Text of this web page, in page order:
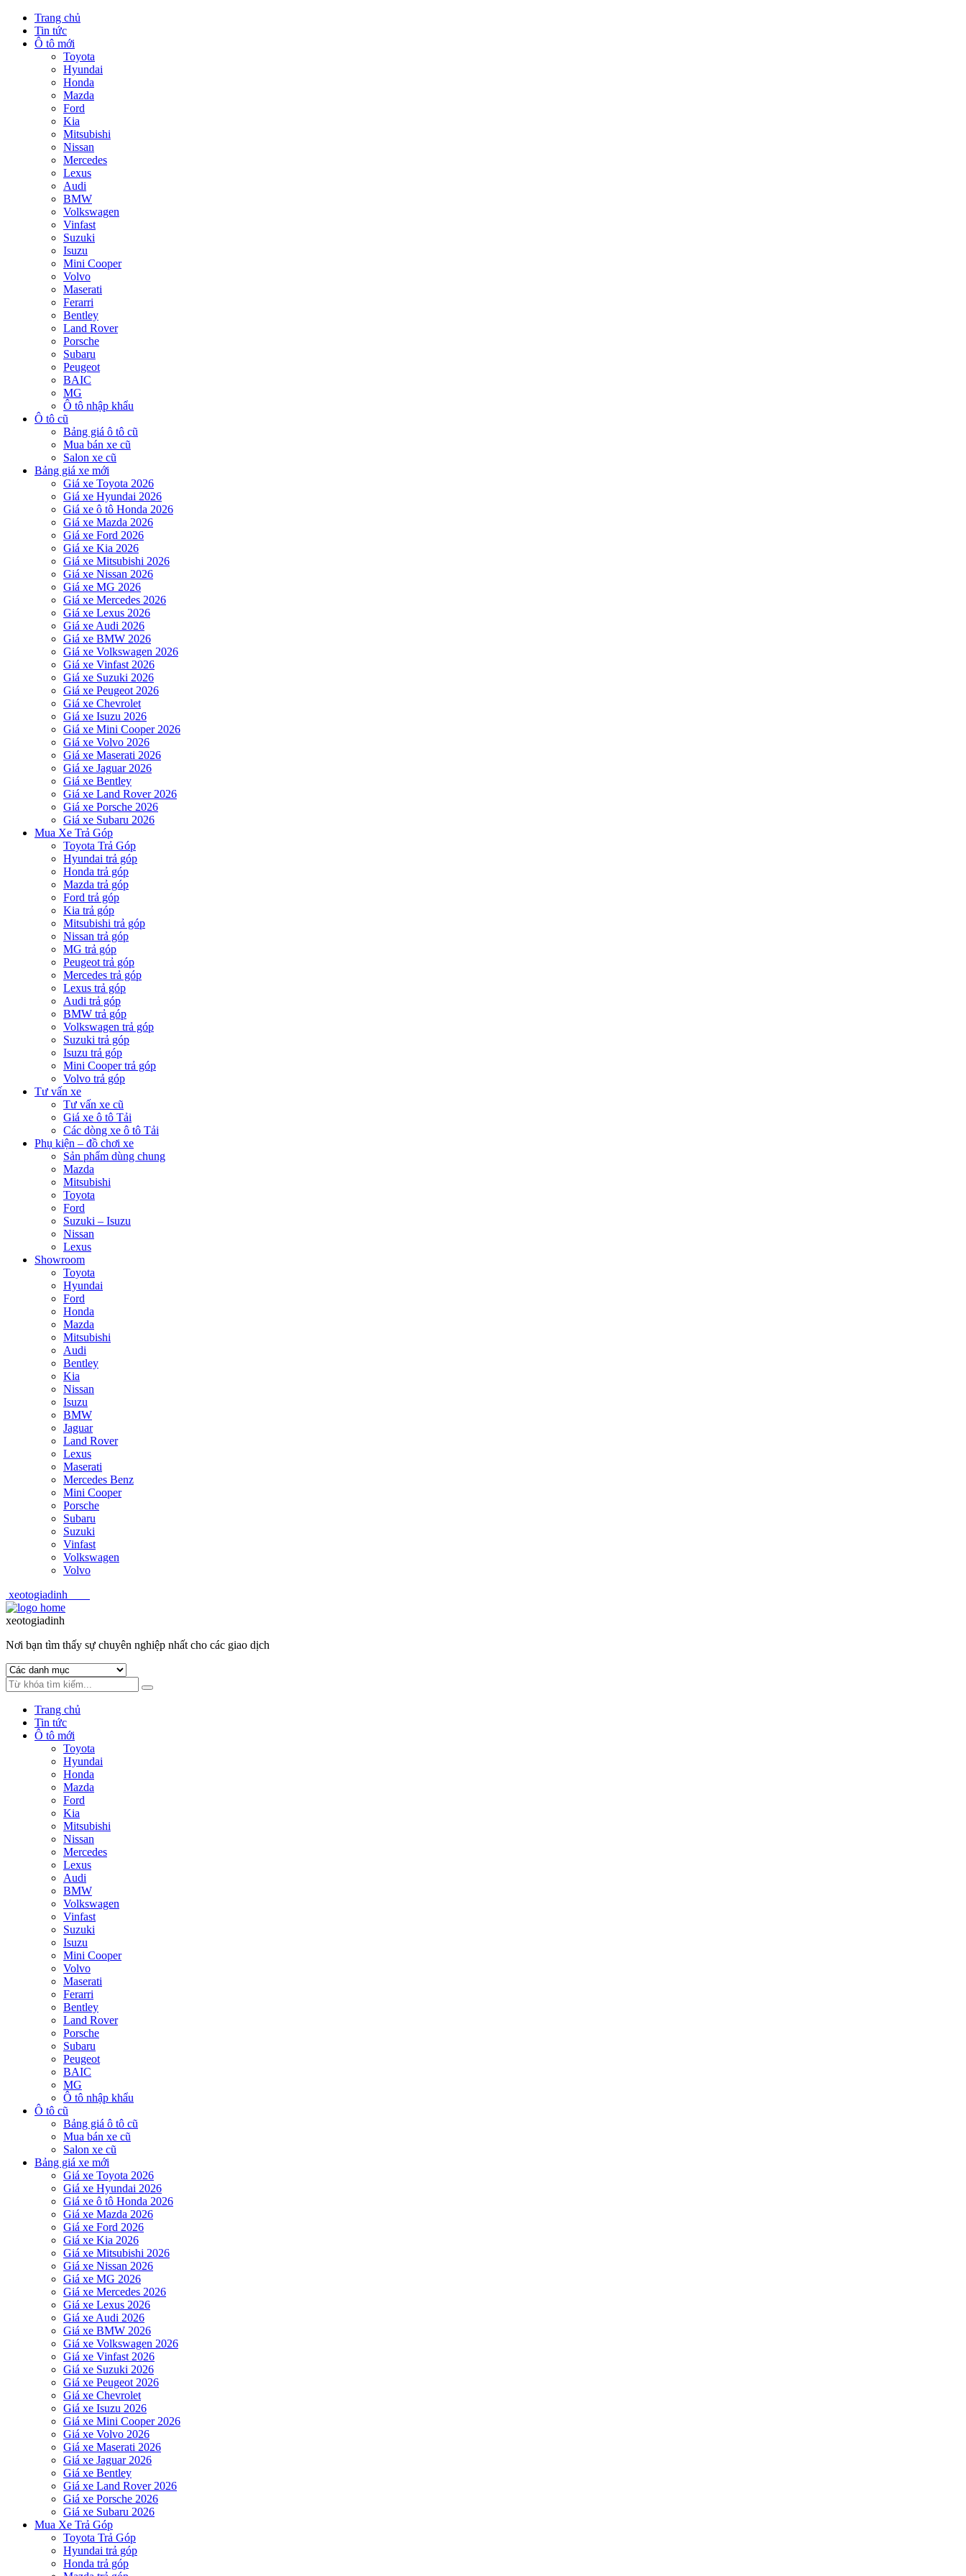
Trang chủ
Tin tức
Ô tô mới
Toyota
Hyundai
Honda
Mazda
Ford
Kia
Mitsubishi
Nissan
Mercedes
Lexus
Audi
BMW
Volkswagen
Vinfast
Suzuki
Isuzu
Mini Cooper
Volvo
Maserati
Ferarri
Bentley
Land Rover
Porsche
Subaru
Peugeot
BAIC
MG
Ô tô nhập khẩu
Ô tô cũ
Bảng giá ô tô cũ
Mua bán xe cũ
Salon xe cũ
Bảng giá xe mới
Giá xe Toyota 2026
Giá xe Hyundai 2026
Giá xe ô tô Honda 2026
Giá xe Mazda 2026
Giá xe Ford 2026
Giá xe Kia 2026
Giá xe Mitsubishi 2026
Giá xe Nissan 2026
Giá xe MG 2026
Giá xe Mercedes 2026
Giá xe Lexus 2026
Giá xe Audi 2026
Giá xe BMW 2026
Giá xe Volkswagen 2026
Giá xe Vinfast 2026
Giá xe Suzuki 2026
Giá xe Peugeot 2026
Giá xe Chevrolet
Giá xe Isuzu 2026
Giá xe Mini Cooper 2026
Giá xe Volvo 2026
Giá xe Maserati 2026
Giá xe Jaguar 2026
Giá xe Bentley
Giá xe Land Rover 2026
Giá xe Porsche 2026
Giá xe Subaru 2026
Mua Xe Trả Góp
Toyota Trả Góp
Hyundai trả góp
Honda trả góp
Mazda trả góp
Ford trả góp
Kia trả góp
Mitsubishi trả góp
Nissan trả góp
MG trả góp
Peugeot trả góp
Mercedes trả góp
Lexus trả góp
Audi trả góp
BMW trả góp
Volkswagen trả góp
Suzuki trả góp
Isuzu trả góp
Mini Cooper trả góp
Volvo trả góp
Tư vấn xe
Tư vấn xe cũ
Giá xe ô tô Tải
Các dòng xe ô tô Tải
Phụ kiện – đồ chơi xe
Sản phẩm dùng chung
Mazda
Mitsubishi
Toyota
Ford
Suzuki – Isuzu
Nissan
Lexus
Showroom
Toyota
Hyundai
Ford
Honda
Mazda
Mitsubishi
Audi
Bentley
Kia
Nissan
Isuzu
BMW
Jaguar
Land Rover
Lexus
Maserati
Mercedes Benz
Mini Cooper
Porsche
Subaru
Suzuki
Vinfast
Volkswagen
Volvo
xeotogiadinh
Skip
to
Skip
to
xeotogiadinh
Nơi bạn tìm thấy sự chuyên nghiệp nhất cho các giao dịch
Trang chủ
Tin tức
Ô tô mới
Toyota
Hyundai
Honda
Mazda
Ford
Kia
Mitsubishi
Nissan
Mercedes
Lexus
Audi
BMW
Volkswagen
Vinfast
Suzuki
Isuzu
Mini Cooper
Volvo
Maserati
Ferarri
Bentley
Land Rover
Porsche
Subaru
Peugeot
BAIC
MG
Ô tô nhập khẩu
Ô tô cũ
Bảng giá ô tô cũ
Mua bán xe cũ
Salon xe cũ
Bảng giá xe mới
Giá xe Toyota 2026
Giá xe Hyundai 2026
Giá xe ô tô Honda 2026
Giá xe Mazda 2026
Giá xe Ford 2026
Giá xe Kia 2026
Giá xe Mitsubishi 2026
Giá xe Nissan 2026
Giá xe MG 2026
Giá xe Mercedes 2026
Giá xe Lexus 2026
Giá xe Audi 2026
Giá xe BMW 2026
Giá xe Volkswagen 2026
Giá xe Vinfast 2026
Giá xe Suzuki 2026
Giá xe Peugeot 2026
Giá xe Chevrolet
Giá xe Isuzu 2026
Giá xe Mini Cooper 2026
Giá xe Volvo 2026
Giá xe Maserati 2026
Giá xe Jaguar 2026
Giá xe Bentley
Giá xe Land Rover 2026
Giá xe Porsche 2026
Giá xe Subaru 2026
Mua Xe Trả Góp
Toyota Trả Góp
Hyundai trả góp
Honda trả góp